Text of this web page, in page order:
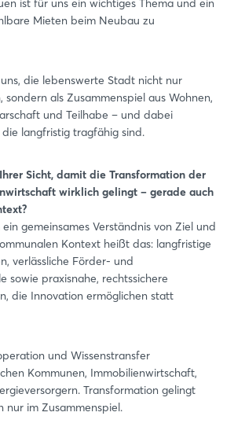
Mieten beim Neubau zu
die lebenswerte Stadt nicht nur
sondern als Zusammenspiel aus Wohnen,
und Teilhabe – und dabei
langfristig tragfähig sind.
Sicht, damit die Transformation der
wirklich gelingt – gerade auch
gemeinsames Verständnis von Ziel und
Kontext heißt das: langfristige
verlässliche Förder- und
sowie praxisnahe, rechtssichere
die Innovation ermöglichen statt
und Wissenstransfer
Kommunen, Immobilienwirtschaft,
Transformation gelingt
nur im Zusammenspiel.